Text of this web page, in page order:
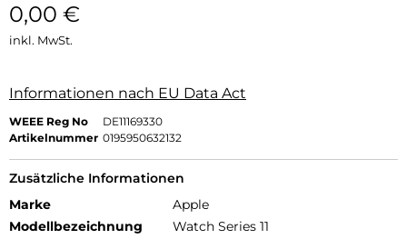
0,00 €
inkl. MwSt.
Informationen nach EU Data Act
WEEE Reg No
DE11169330
Artikelnummer 0195950632132
Zusätzliche Informationen
Marke
Apple
Modellbezeichnung
Watch Series 11